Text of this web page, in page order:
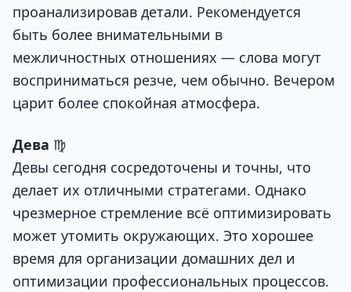
проанализировав детали. Рекомендуется
быть более внимательными в
межличностных отношениях — слова могут
восприниматься резче, чем обычно. Вечером
царит более спокойная атмосфера.
Дева ♍
Девы сегодня сосредоточены и точны, что
делает их отличными стратегами. Однако
чрезмерное стремление всё оптимизировать
может утомить окружающих. Это хорошее
время для организации домашних дел и
оптимизации профессиональных процессов.